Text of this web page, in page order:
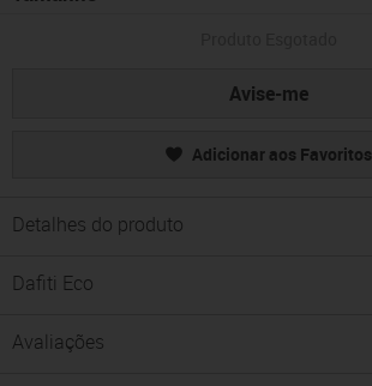
Avise-me
Adicionar aos Favoritos
Detalhes do produto
Dafiti Eco
Avaliações